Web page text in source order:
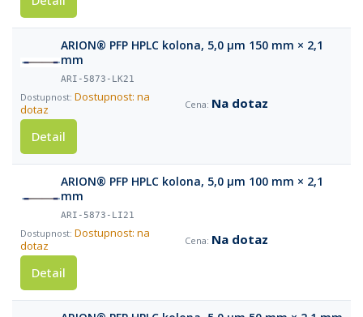
ARION® PFP HPLC kolona, 5,0 µm 150 mm × 2,1
mm
ARI-5873-LK21
Dostupnost: na
dotaz
Na dotaz
Detail
ARION® PFP HPLC kolona, 5,0 µm 100 mm × 2,1
mm
ARI-5873-LI21
Dostupnost: na
dotaz
Na dotaz
Detail